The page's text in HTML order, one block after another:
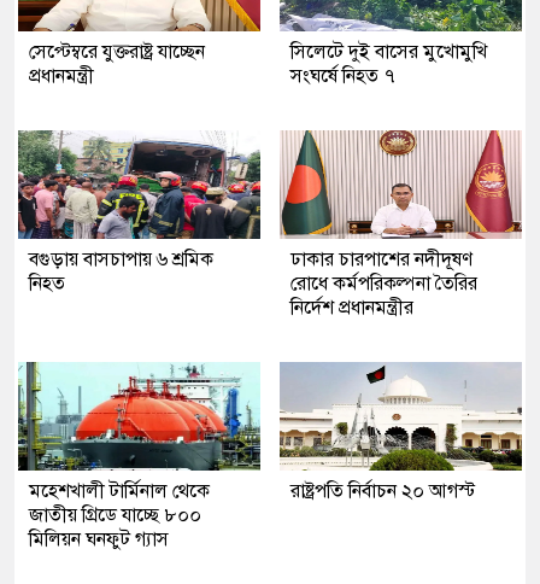
সেপ্টেম্বরে যুক্তরাষ্ট্র যাচ্ছেন
প্রধানমন্ত্রী
সিলেটে দুই বাসের মুখোমুখি
সংঘর্ষে নিহত ৭
বগুড়ায় বাসচাপায় ৬ শ্রমিক
নিহত
ঢাকার চারপাশের নদীদূষণ
রোধে কর্মপরিকল্পনা তৈরির
নির্দেশ প্রধানমন্ত্রীর
মহেশখালী টার্মিনাল থেকে
জাতীয় গ্রিডে যাচ্ছে ৮০০
মিলিয়ন ঘনফুট গ্যাস
রাষ্ট্রপতি নির্বাচন ২০ আগস্ট